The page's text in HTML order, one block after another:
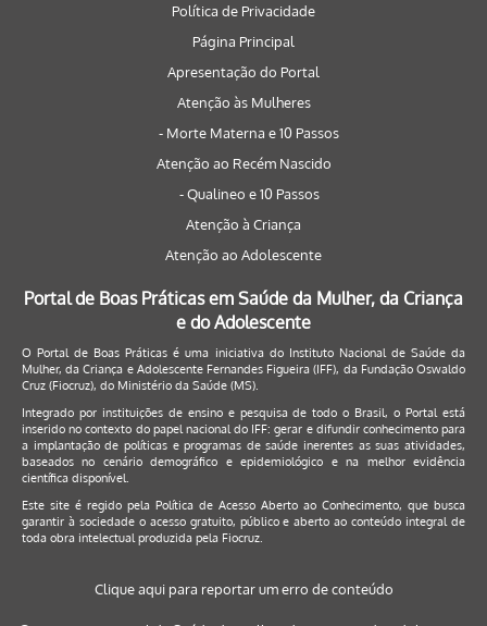
Política de Privacidade
Página Principal
Apresentação do Portal
Atenção às Mulheres
- Morte Materna e 10 Passos
Atenção ao Recém Nascido
- Qualineo e 10 Passos
Atenção à Criança
Atenção ao Adolescente
Portal de Boas Práticas em Saúde da Mulher, da Criança
e do Adolescente
O Portal de Boas Práticas é uma iniciativa do Instituto Nacional de Saúde da
Mulher, da Criança e Adolescente Fernandes Figueira (IFF), da Fundação Oswaldo
Cruz (Fiocruz), do Ministério da Saúde (MS).
Integrado por instituições de ensino e pesquisa de todo o Brasil, o Portal está
inserido no contexto do papel nacional do IFF: gerar e difundir conhecimento para
a implantação de políticas e programas de saúde inerentes as suas atividades,
baseados no cenário demográfico e epidemiológico e na melhor evidência
científica disponível.
Este site é regido pela Política de Acesso Aberto ao Conhecimento, que busca
garantir à sociedade o acesso gratuito, público e aberto ao conteúdo integral de
toda obra intelectual produzida pela Fiocruz.
Clique aqui para reportar um erro de conteúdo